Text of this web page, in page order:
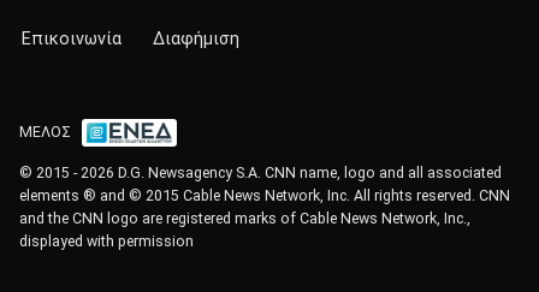
Επικοινωνία Διαφήμιση
ΜΕΛΟΣ
© 2015 - 2026 D.G. Newsagency S.A. CNN name, logo and all associated
elements ® and © 2015 Cable News Network, Inc. All rights reserved. CNN
and the CNN logo are registered marks of Cable News Network, Inc.,
displayed with permission